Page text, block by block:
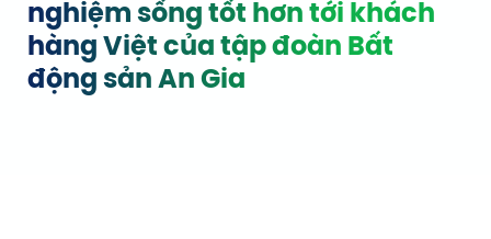
nghiệm sống tốt hơn tới khách
hàng Việt của tập đoàn Bất
động sản An Gia